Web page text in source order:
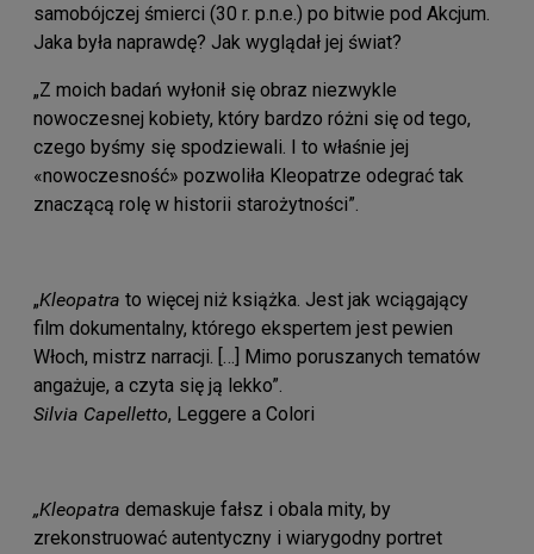
samobójczej śmierci (30 r. p.n.e.) po bitwie pod Akcjum.
Jaka była naprawdę? Jak wyglądał jej świat?
„Z moich badań wyłonił się obraz niezwykle
nowoczesnej kobiety, który bardzo różni się od tego,
czego byśmy się spodziewali. I to właśnie jej
«nowoczesność» pozwoliła Kleopatrze odegrać tak
znaczącą rolę w historii starożytności”.
„Kleopatra to więcej niż książka. Jest jak wciągający
film dokumentalny, którego ekspertem jest pewien
Włoch, mistrz narracji. […] Mimo poruszanych tematów
angażuje, a czyta się ją lekko”.
Silvia Capelletto, Leggere a Colori
„Kleopatra demaskuje fałsz i obala mity, by
zrekonstruować autentyczny i wiarygodny portret